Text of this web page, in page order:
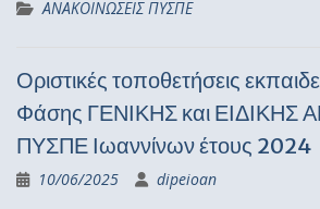
ΑΝΑΚΟΙΝΩΣΕΙΣ ΠΥΣΠΕ
Οριστικές τοποθετήσεις
Φάσης ΓΕΝΙΚΗΣ και ΕΙΔΙΚΗΣ
ΠΥΣΠΕ Ιωαννίνων έτους 2024
10/06/2025 dipeioan